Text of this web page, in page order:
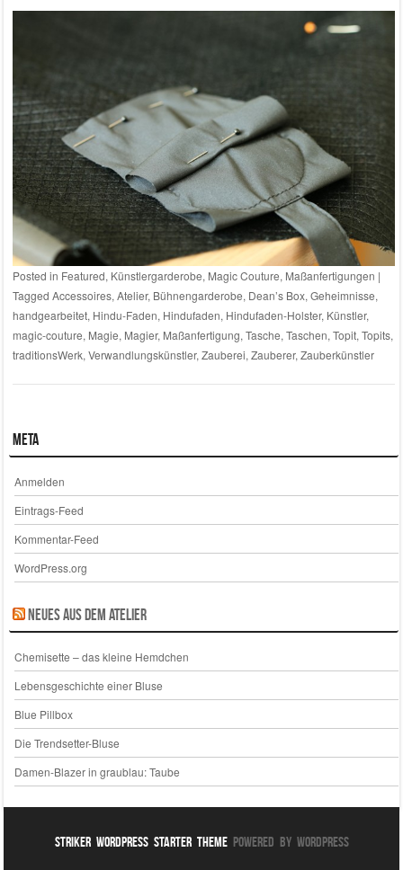
Posted in Featured, Künstlergarderobe, Magic Couture, Maßanfertigungen |
Tagged Accessoires, Atelier, Bühnengarderobe, Dean’s Box, Geheimnisse,
handgearbeitet, Hindu-Faden, Hindufaden, Hindufaden-Holster, Künstler,
magic-couture, Magie, Magier, Maßanfertigung, Tasche, Taschen, Topit, Topits,
traditionsWerk, Verwandlungskünstler, Zauberei, Zauberer, Zauberkünstler
Meta
Anmelden
Eintrags-Feed
Kommentar-Feed
WordPress.org
Neues aus dem Atelier
Chemisette – das kleine Hemdchen
Lebensgeschichte einer Bluse
Blue Pillbox
Die Trendsetter-Bluse
Damen-Blazer in graublau: Taube
Striker WordPress Starter ThemePowered By WordPress